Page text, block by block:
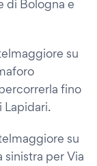
di Bologna e
su
fino
Lapidari.
su
per Via